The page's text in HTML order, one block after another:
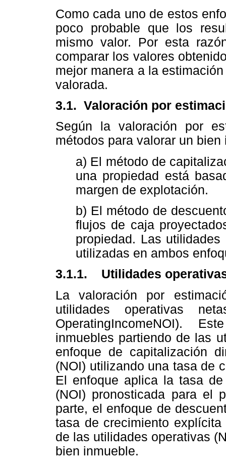
Como cada uno de estos
poco probable que los
mismo valor. Por esta
comparar los valores
mejor manera a la
valorada.
3.1. Valoración por
Según la valoración por
métodos para valorar un bien
a) El método de
una propiedad está
margen de explotación.
b) El método de
flujos de caja
propiedad. Las
utilizadas en ambos
3.1.1. Utilidades
La valoración por
utilidades operativas
OperatingIncomeNOI).
inmuebles partiendo de las
enfoque de capitalización
(NOI) utilizando una tasa de
El enfoque aplica la tasa
(NOI) pronosticada para el
parte, el enfoque de
tasa de crecimiento
de las utilidades operativas
bien inmueble.